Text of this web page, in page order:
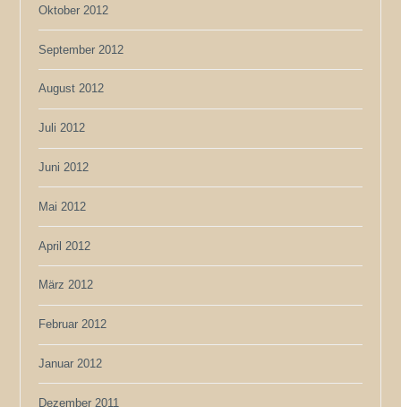
Oktober 2012
September 2012
August 2012
Juli 2012
Juni 2012
Mai 2012
April 2012
März 2012
Februar 2012
Januar 2012
Dezember 2011